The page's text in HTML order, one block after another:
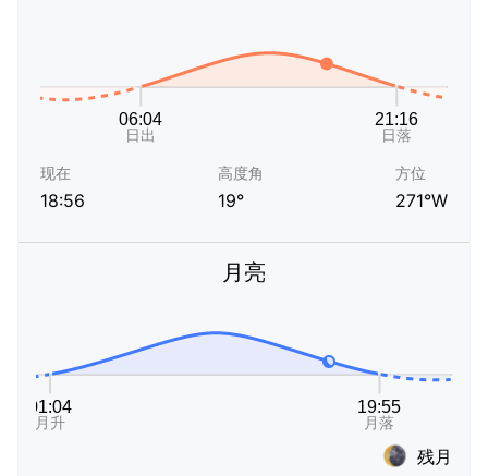
现在
18:56
高度角
19°
方位
271°W
月亮
残月